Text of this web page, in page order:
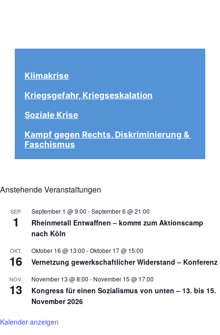
Klimakrise
Kriegsgefahr, Kriegseskalation
Soziale Krise
Kampf gegen Rechts, Diskriminierung &
Faschismus
Anstehende Veranstaltungen
SEP.
1
September 1 @ 9:00 -September 6 @ 21:00
Rheinmetall Entwaffnen – kommt zum Aktionscamp
nach Köln
OKT.
16
Oktober 16 @ 13:00 -Oktober 17 @ 15:00
Vernetzung gewerkschaftlicher Widerstand – Konferenz
NOV.
13
November 13 @ 8:00 - November 15 @ 17:00
Kongress für einen Sozialismus von unten – 13. bis 15.
November 2026
Kalender anzeigen